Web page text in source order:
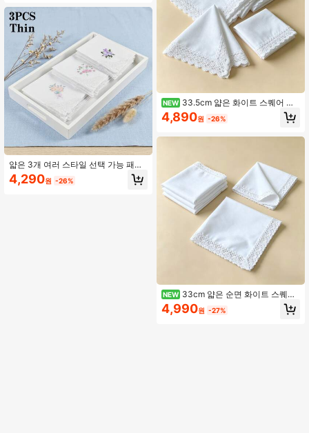
얇은 3개 여러 스타일 선택 가능 패브
릭 화이트 바닥 자수 장식 손수건 28.5
cm/11.2in 여러 색상 선택 가능 일상용
4,290원 -26%
NEW 33.5cm 얇은 화이트 스퀘어 손
수건 핸드메이드 레이스 엣지, 3/6개
입 유니섹스 포켓 스퀘어, 웨딩 기념품
4,890원 -26%
NEW 33cm 얇은 순면 화이트 스퀘어
손수건, 섬세한 레이스 트림, 유니섹
스, 결혼 기념일 기념품 선물, 3개/6개
4,990원 -27%